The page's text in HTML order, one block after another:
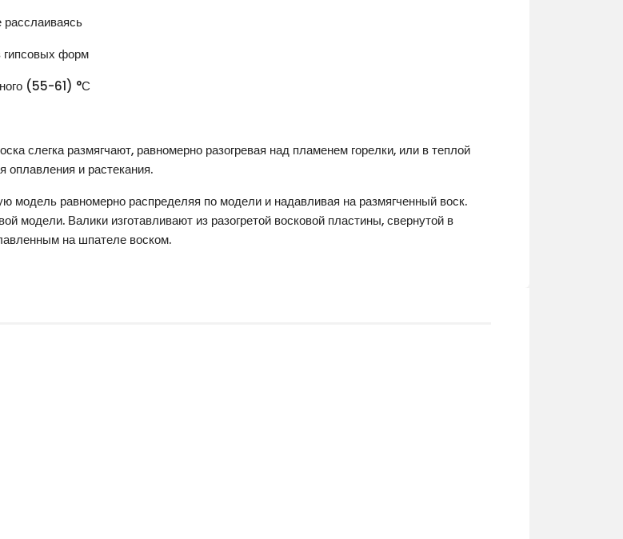
гипсовых форм
(55-61) °С
слегка размягчают, равномерно разогревая над пламенем горелки, или в теплой
и растекания.
модель равномерно распределяя по модели и надавливая на размягченный воск.
модели. Валики изготавливают из разогретой восковой пластины, свернутой в
на шпателе воском.